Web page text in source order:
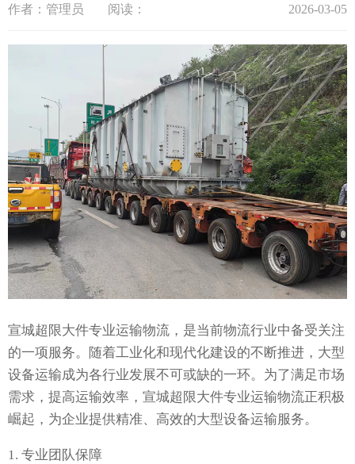
作者：管理员 阅读： 2026-03-05
宣城超限大件专业运输物流，是当前物流行业中备受关注
的一项服务。随着工业化和现代化建设的不断推进，大型
设备运输成为各行业发展不可或缺的一环。为了满足市场
需求，提高运输效率，宣城超限大件专业运输物流正积极
崛起，为企业提供精准、高效的大型设备运输服务。
1. 专业团队保障